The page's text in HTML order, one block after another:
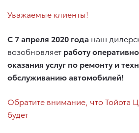
Уважаемые клиенты!
С 7 апреля 2020 года наш
возобновляет работу
оказания услуг по ремонту и
обслуживанию автомобилей!
Обратите внимание, что Тойота
будет